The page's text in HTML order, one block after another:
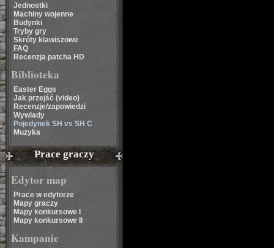
Jednostki
Machiny wojenne
Budynki
Tryby gry
Skróty klawiszowe
FAQ
Recenzja patcha HD
Biblioteka
Easter Eggs
Jak przejść (video)
Recenzje/zapowiedzi
Wywiady
Pojedynek SH vs SH C
Muzyka
Prace graczy
Edytor map
Prace w edytorze
Mapy graczy
Mapy konkursowe I
Mapy konkursowe II
Kampanie